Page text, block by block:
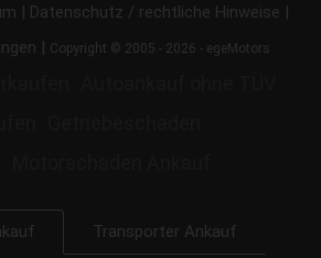
| Datenschutz / rechtliche Hinweise |
| Copyright © 2005 - 2026 - egeMotors
Transporter Ankauf